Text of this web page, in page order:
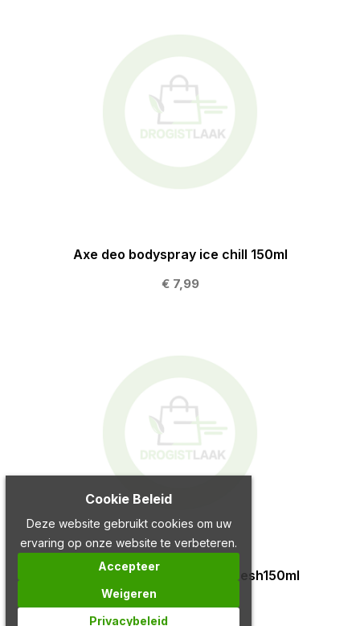
Axe deo bodyspray ice chill 150ml
€ 7,99
Axe deo bodyspray jungle fresh150ml
€ 7,99
Cookie Beleid
Deze website gebruikt cookies om uw
ervaring op onze website te verbeteren.
Accepteer
Weigeren
Privacybeleid